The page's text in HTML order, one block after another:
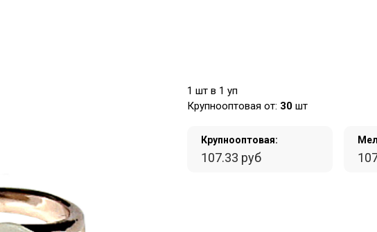
1 шт в 1 уп
Крупнооптовая от: 30 шт
Крупнооптовая:
107.33 руб